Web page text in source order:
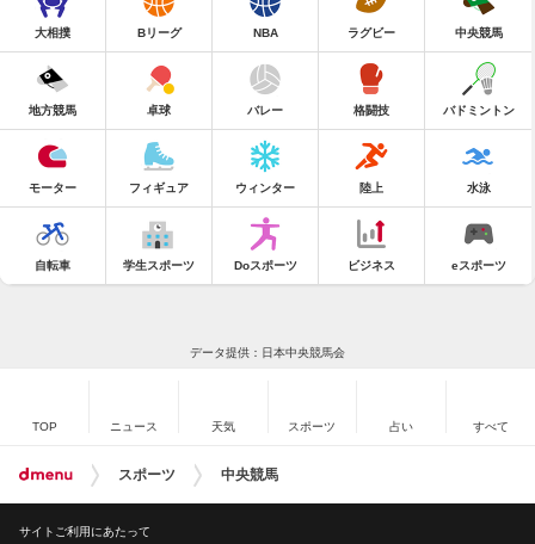
大相撲 Bリーグ NBA ラグビー 中央競馬
地方競馬 卓球 バレー 格闘技 バドミントン
モーター フィギュア ウィンター 陸上 水泳
自転車 学生スポーツ Doスポーツ ビジネス eスポーツ
データ提供：日本中央競馬会
TOP ニュース 天気 スポーツ 占い すべて
スポーツ 中央競馬
サイトご利用にあたって